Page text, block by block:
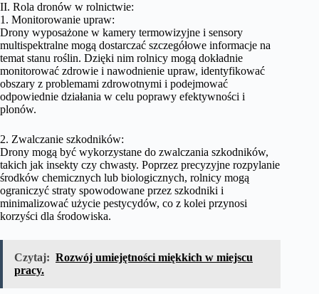
II. Rola dronów w rolnictwie:
1. Monitorowanie upraw:
Drony wyposażone w kamery termowizyjne i sensory
multispektralne mogą dostarczać szczegółowe informacje na
temat stanu roślin. Dzięki nim rolnicy mogą dokładnie
monitorować zdrowie i nawodnienie upraw, identyfikować
obszary z problemami zdrowotnymi i podejmować
odpowiednie działania w celu poprawy efektywności i
plonów.
2. Zwalczanie szkodników:
Drony mogą być wykorzystane do zwalczania szkodników,
takich jak insekty czy chwasty. Poprzez precyzyjne rozpylanie
środków chemicznych lub biologicznych, rolnicy mogą
ograniczyć straty spowodowane przez szkodniki i
minimalizować użycie pestycydów, co z kolei przynosi
korzyści dla środowiska.
Czytaj: Rozwój umiejętności miękkich w miejscu
pracy.